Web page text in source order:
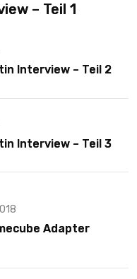
– Teil 1
Interview – Teil 2
Interview – Teil 3
Adapter